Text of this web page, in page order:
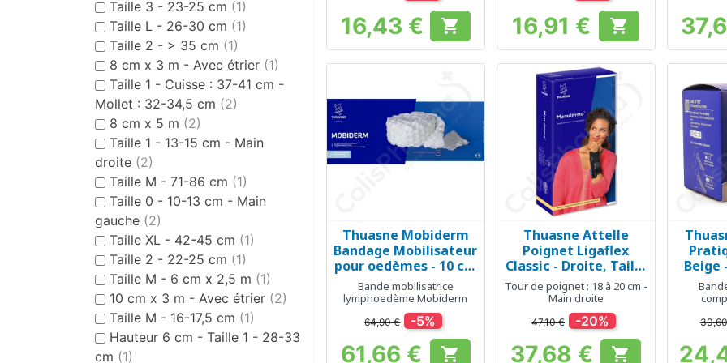
Taille 3 - 23-25 cm (1)
Taille L - 26-30 cm (1)
Taille 2 - > 35 cm (1)
8 cm x 3 m - Avec étrier (1)
Taille 1 - Cuisse : 37-41 cm -
Mollet : 32-34,5 cm (2)
8 cm x 5 m (2)
Taille 1 - 13-15 cm - Main
droite (2)
Taille M - 71-86 cm (1)
Taille 0 - 10-13 cm - Main
gauche (2)
Taille XL - 42-45 cm (1)
Taille 2 - 22-25 cm (1)
Taille M - 6 cm x 2,5 m (1)
10 cm x 3 m - Avec étrier (2)
Taille M - 16-17,5 cm (1)
Hauteur 6 cm - Taille 1 - 28-33
cm (1)
Prix
16,43 €  Prix
16,91 € 
Aperçu rapide
Thuasne Mobiderm
Bandage Mobilisateur
pour oedèmes - 10 cm
x 3 m - Plots de 5 x 5
mm
Bande mobilisatrice
lymphoedème Mobiderm
64,90 € -5%
61,66 € 
Aperçu rapide
Thuasne Attelle
Poignet Ligaflex
Classic - Droite, Taille
3
Tour de poignet : 18 à 20 cm -
Main droite
47,10 € -20%
37,68 € 

Beige